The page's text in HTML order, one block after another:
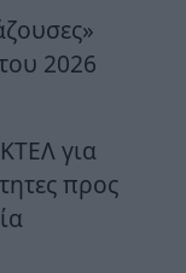
2026
για
προς